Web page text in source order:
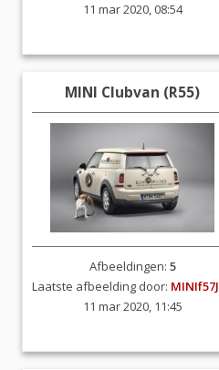
11 mar 2020, 08:54
MINI Clubvan (R55)
Afbeeldingen: 5
Laatste afbeelding door: MINIf57JCW
11 mar 2020, 11:45